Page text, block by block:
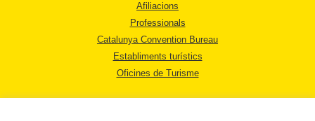
Afiliacions
Professionals
Catalunya Convention Bureau
Establiments turístics
Oficines de Turisme